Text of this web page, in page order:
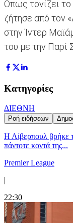
Οπως τονίζει
ζήτησε από τον
στην Ίντερ
του με την Παρί
Κατηγορίες
ΔΙΕΘΝΗ
Ροή ειδήσεων
Η Λίβερπουλ βρήκε
πάντοτε κοντά της...
Premier League
|
22:30